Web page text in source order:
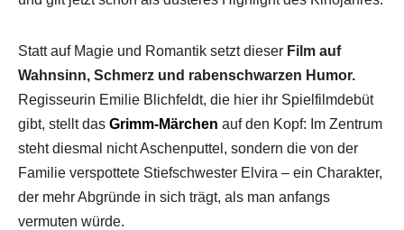
Statt auf Magie und Romantik setzt dieser Film auf
Wahnsinn, Schmerz und rabenschwarzen Humor.
Regisseurin Emilie Blichfeldt, die hier ihr Spielfilmdebüt
gibt, stellt das Grimm-Märchen auf den Kopf: Im Zentrum
steht diesmal nicht Aschenputtel, sondern die von der
Familie verspottete Stiefschwester Elvira – ein Charakter,
der mehr Abgründe in sich trägt, als man anfangs
vermuten würde.